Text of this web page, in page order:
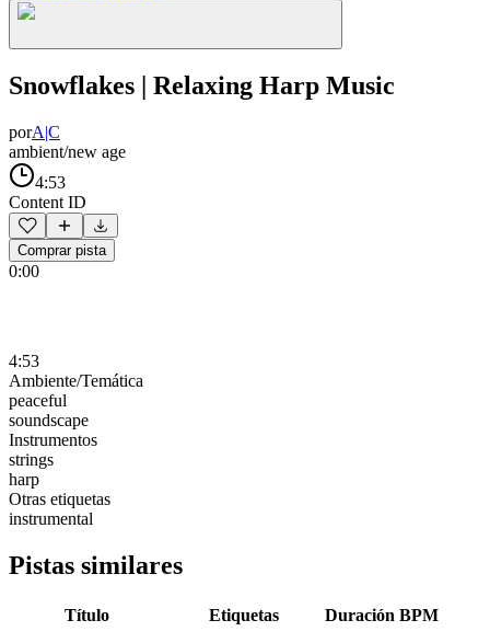
Snowflakes | Relaxing Harp Music
porA|C
ambient/new age
4:53
Content ID
Comprar pista
0:00
4:53
Ambiente/Temática
peaceful
soundscape
Instrumentos
strings
harp
Otras etiquetas
instrumental
Pistas similares
Título Etiquetas Duración BPM